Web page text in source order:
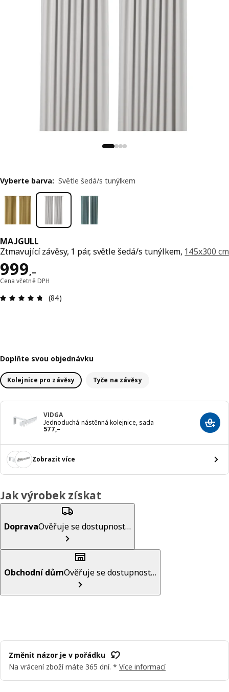
MAJGULL
Ztmavující závěsy, 1 pár, světle šedá/s tunýlkem, 145x300 cm
999,–
Cena 999,–
Cena včetně DPH
(84)
Vyberte barva: Světle šedá/s tunýlkem
Doplňte svou objednávku
Kolejnice pro závěsy Tyče na závěsy
VIDGA
Jednoduchá nástěnná kolejnice, sada
577,–
Cena 577,–
Zobrazit více
Jak výrobek získat
DopravaOvěřuje se dostupnost…
Obchodní důmOvěřuje se dostupnost…
Změnit názor je v pořádku
Na vrácení zboží máte 365 dní. * Více informací